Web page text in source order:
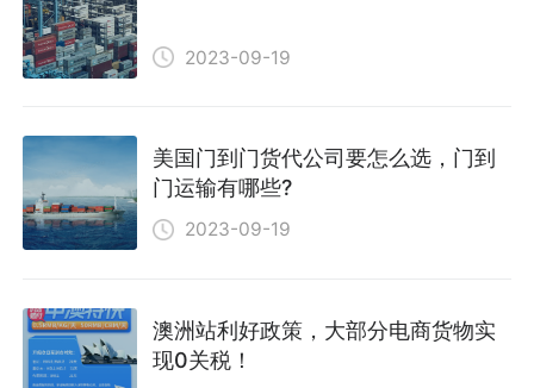
2023-09-19
美国门到门货代公司要怎么选，门到
门运输有哪些?
2023-09-19
澳洲站利好政策，大部分电商货物实
现0关税！